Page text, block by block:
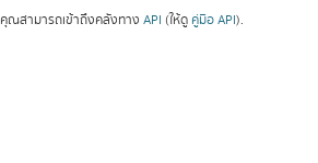
คุณสามารถเข้าถึงคลังทาง API (ให้ดู คู่มือ API).